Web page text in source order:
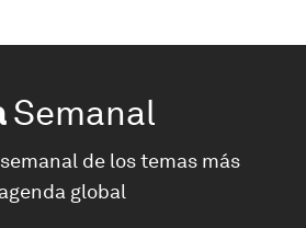
Semanal
de los temas más
global